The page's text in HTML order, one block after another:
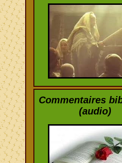
Commentaires
(audio)